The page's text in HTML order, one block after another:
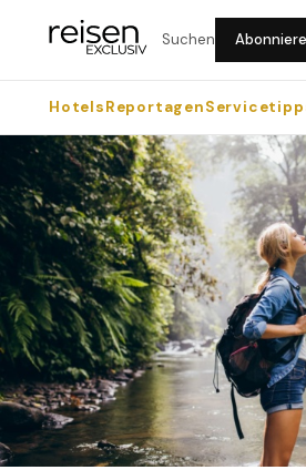
Suchen
HotelsReportagen